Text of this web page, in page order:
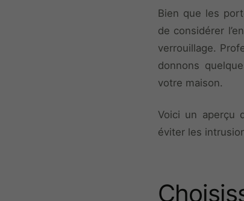
Bien que les
de considérer
verrouillage.
donnons
votre maison.
Voici un aperçu
éviter les